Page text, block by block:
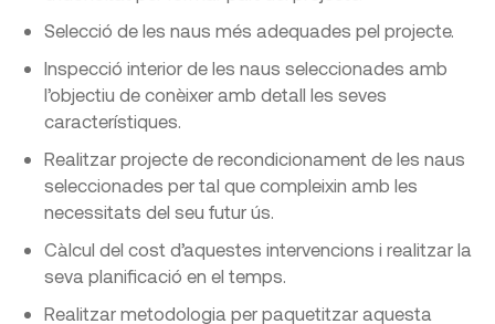
Selecció de les naus més adequades pel projecte.
Inspecció interior de les naus seleccionades amb
l’objectiu de conèixer amb detall les seves
característiques.
Realitzar projecte de recondicionament de les naus
seleccionades per tal que compleixin amb les
necessitats del seu futur ús.
Càlcul del cost d’aquestes intervencions i realitzar la
seva planificació en el temps.
Realitzar metodologia per paquetitzar aquesta